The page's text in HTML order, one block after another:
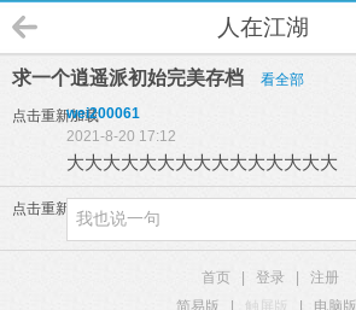
人在江湖
求一个逍遥派初始完美存档 看全部
点击重新加载wei200061
2021-8-20 17:12
大大大大大大大大大大大大大大大
点击重新加载
首页 登录
注册
简易版
触屏版 电脑版